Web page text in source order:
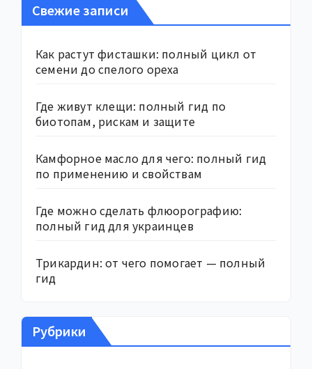
Свежие записи
Как растут фисташки: полный цикл от
семени до спелого ореха
Где живут клещи: полный гид по
биотопам, рискам и защите
Камфорное масло для чего: полный гид
по применению и свойствам
Где можно сделать флюорографию:
полный гид для украинцев
Трикардин: от чего помогает — полный
гид
Рубрики